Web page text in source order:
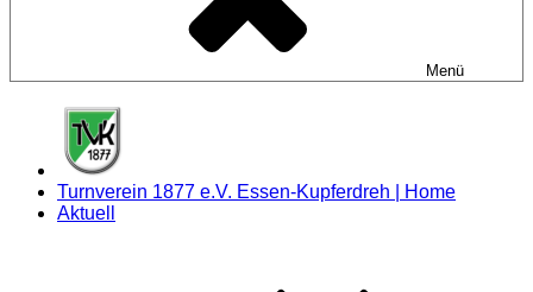
Menü
Turnverein 1877 e.V. Essen-Kupferdreh | Home
Aktuell